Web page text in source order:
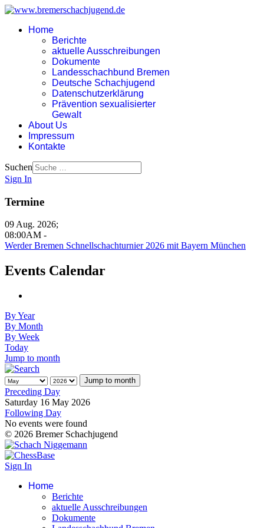
Home
Berichte
aktuelle Ausschreibungen
Dokumente
Landesschachbund Bremen
Deutsche Schachjugend
Datenschutzerklärung
Prävention sexualisierter
Gewalt
About Us
Impressum
Kontakte
Suchen
Sign In
Termine
09 Aug. 2026;
08:00AM -
Werder Bremen Schnellschachturnier 2026 mit Bayern München
Events Calendar
By Year
By Month
By Week
Today
Jump to month
Jump to month
Preceding Day
Saturday 16 May 2026
Following Day
No events were found
© 2026 Bremer Schachjugend
Sign In
Home
Berichte
aktuelle Ausschreibungen
Dokumente